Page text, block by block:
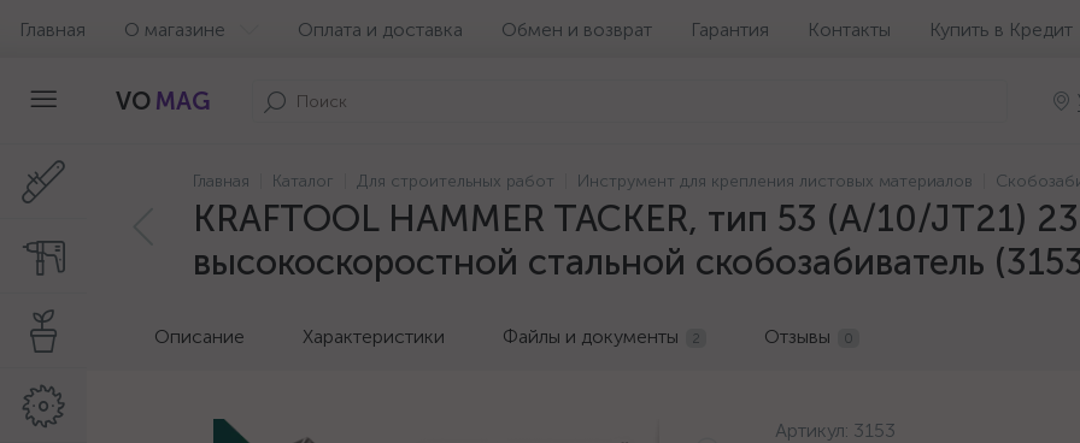
Главная О магазине Оплата и доставка Обмен и возврат Гарантия Контакты Купить в Кредит
VO MAG
Главная Каталог Для строительных работ Инструмент для крепления листовых материалов
KRAFTOOL HAMMER TACKER, тип 53 (A/10/JT21)
высокоскоростной стальной скобозабиватель
Описание Характеристики Файлы и документы 2 Отзывы 0
Артикул: 3153